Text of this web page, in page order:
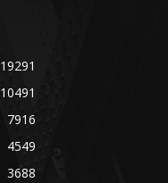
19291
10491
7916
4549
3688